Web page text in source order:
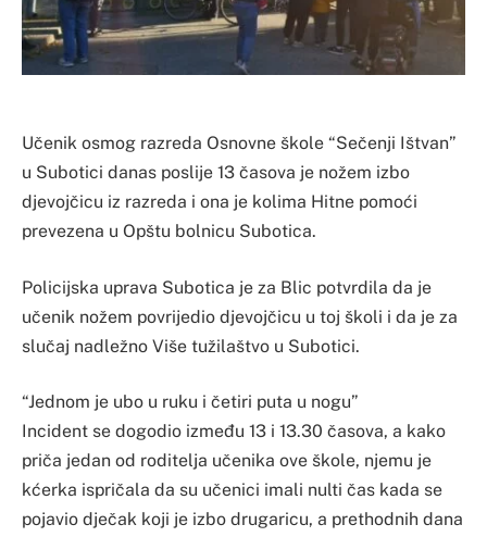
Učenik osmog razreda Osnovne škole “Sečenji Ištvan”
u Subotici danas poslije 13 časova je nožem izbo
djevojčicu iz razreda i ona je kolima Hitne pomoći
prevezena u Opštu bolnicu Subotica.
Policijska uprava Subotica je za Blic potvrdila da je
učenik nožem povrijedio djevojčicu u toj školi i da je za
slučaj nadležno Više tužilaštvo u Subotici.
“Jednom je ubo u ruku i četiri puta u nogu”
Incident se dogodio između 13 i 13.30 časova, a kako
priča jedan od roditelja učenika ove škole, njemu je
kćerka ispričala da su učenici imali nulti čas kada se
pojavio dječak koji je izbo drugaricu, a prethodnih dana